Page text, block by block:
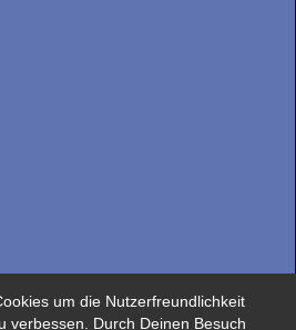
um die Nutzerfreundlichkeit
verbessen. Durch Deinen Besuch